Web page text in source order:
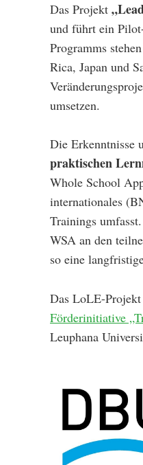
Das Projekt
und führt ein
Programms
Rica, Japan und
umsetzen.
Die Erkenntnisse
praktischen
Whole School
internationales
Trainings
WSA an den
so eine
Das LoLE-
Förderinitiative
Leuphana